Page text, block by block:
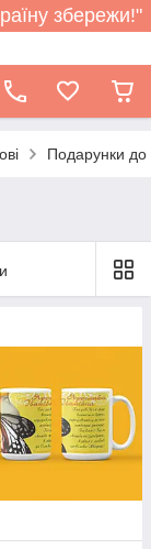
збережи!"
Подарунки до